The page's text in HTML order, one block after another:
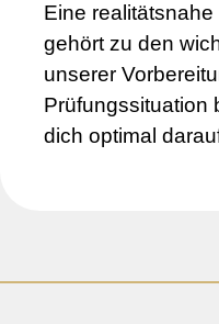
Eine
gehört zu den
unserer
Prüfungssituation
dich optimal